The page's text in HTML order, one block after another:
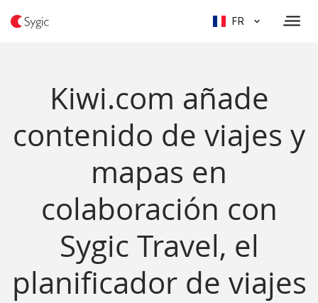
FR
Kiwi.com añade
contenido de viajes y
mapas en
colaboración con
Sygic Travel, el
planificador de viajes